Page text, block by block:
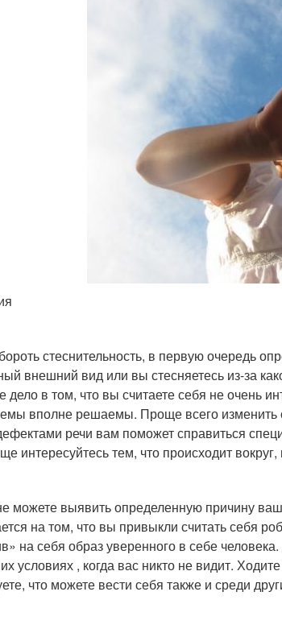
стеснительность, в первую очередь
внешний вид или вы стесняетесь из-за
дело в том, что вы считаете себя не очень
вполне решаемы. Проще всего изменить
речи вам поможет справиться
интересуйтесь тем, что происходит
можете выявить определенную причину
на том, что вы привыкли считать себя
на себя образ уверенного в себе
условиях , когда вас никто не видит.
что можете вести себя также и среди